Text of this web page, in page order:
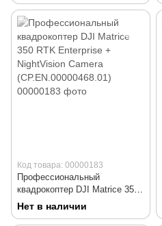
Код товара: 00000183
Профессиональный
квадрокоптер DJI Matrice 350
RTK Enterprise + NightVision
Нет в наличии